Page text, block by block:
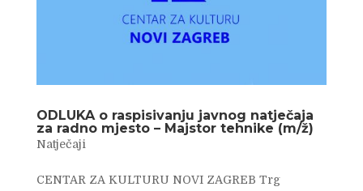
ODLUKA o raspisivanju javnog natječaja
za radno mjesto – Majstor tehnike (m/ž)
Natječaji
CENTAR ZA KULTURU NOVI ZAGREB Trg